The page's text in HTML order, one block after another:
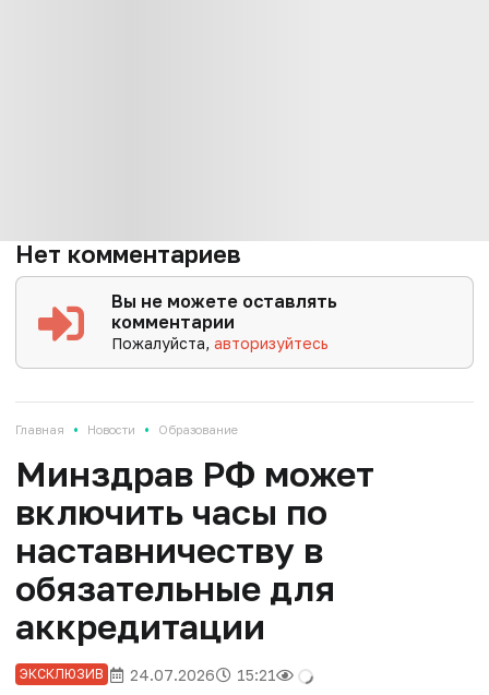
Нет комментариев
Вы не можете оставлять
комментарии
Пожалуйста,авторизуйтесь
Главная • Новости • Образование
Минздрав РФ может
включить часы по
наставничеству в
обязательные для
аккредитации
ЭКСКЛЮЗИВ 24.07.2026 15:21